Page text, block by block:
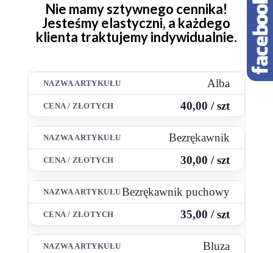
Nie mamy sztywnego cennika!
Jesteśmy elastyczni, a każdego
klienta traktujemy indywidualnie.
Alba
40,00 / szt
Bezrękawnik
30,00 / szt
Bezrękawnik puchowy
35,00 / szt
Bluza